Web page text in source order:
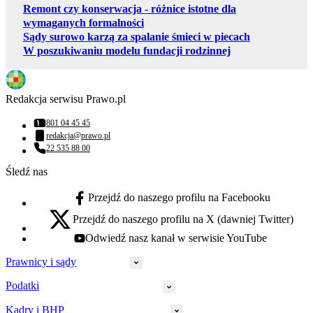
Remont czy konserwacja - różnice istotne dla
wymaganych formalności
Sądy surowo karzą za spalanie śmieci w piecach
W poszukiwaniu modelu fundacji rodzinnej
Redakcja serwisu Prawo.pl
Numer telefonu:
801 04 45 45
Adres email:
redakcja@prawo.pl
Numer telefonu:
22 535 88 00
Śledź nas
facebook - otwiera się w nowej karcie
Przejdź do naszego profilu na Facebooku
x - otwiera się w nowej karcie
Przejdź do naszego profilu na X (dawniej Twitter)
youtube - otwiera się w nowej karcie
Odwiedź nasz kanał w serwisie YouTube
Prawnicy i sądy
Prawnicy
Podatki
Kadry i BHP